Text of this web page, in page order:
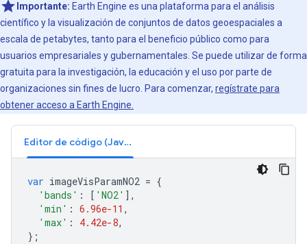
Importante: Earth Engine es una plataforma para el análisis
científico y la visualización de conjuntos de datos geoespaciales a
escala de petabytes, tanto para el beneficio público como para
usuarios empresariales y gubernamentales. Se puede utilizar de forma
gratuita para la investigación, la educación y el uso por parte de
organizaciones sin fines de lucro. Para comenzar, regístrate para
obtener acceso a Earth Engine.
Editor de código (JavaScript)
var imageVisParamNO2 = {
'bands' : [ 'NO2' ],
'min' : 6.96e-11 ,
'max' : 4.42e-8,
};